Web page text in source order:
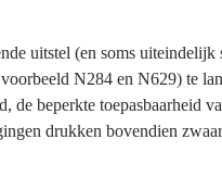
uitstel (en soms uiteindelijk
N284 en N629) te
de beperkte toepasbaarheid
drukken bovendien